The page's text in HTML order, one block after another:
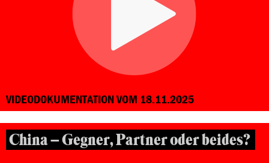
VIDEODOKUMENTATION VOM 18.11.2025
China – Gegner, Partner oder beides?